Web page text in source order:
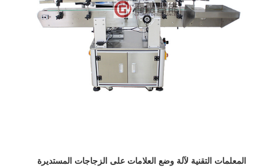
المعلمات التقنية لآلة وضع العلامات على الزجاجات المستديرة